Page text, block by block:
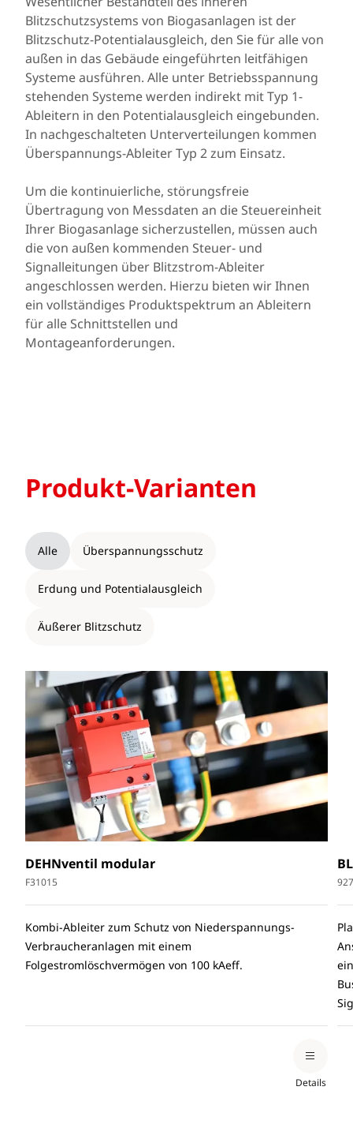
Blitzschutzsystems von Biogasanlagen ist der
Blitzschutz-Potentialausgleich, den Sie für alle von
außen in das Gebäude eingeführten leitfähigen
Systeme ausführen. Alle unter Betriebsspannung
stehenden Systeme werden indirekt mit Typ 1-
Ableitern in den Potentialausgleich eingebunden.
In nachgeschalteten Unterverteilungen kommen
Überspannungs-Ableiter Typ 2 zum Einsatz.
Um die kontinuierliche, störungsfreie
Übertragung von Messdaten an die Steuereinheit
Ihrer Biogasanlage sicherzustellen, müssen auch
die von außen kommenden Steuer- und
Signalleitungen über Blitzstrom-Ableiter
angeschlossen werden. Hierzu bieten wir Ihnen
ein vollständiges Produktspektrum an Ableitern
für alle Schnittstellen und
Montageanforderungen.
Produkt-Varianten
Alle Überspannungsschutz
Erdung und Potentialausgleich
Äußerer Blitzschutz
DEHNventil modular
F31015
Kombi-Ableiter zum Schutz von Niederspannungs-
Verbraucheranlagen mit einem
Folgestromlöschvermögen von 100 kAeff.
Details